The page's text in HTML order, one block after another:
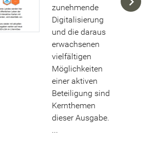
zunehmende
Digitalisierung
und die daraus
erwachsenen
vielfältigen
Möglichkeiten
einer aktiven
Beteiligung sind
Kernthemen
dieser Ausgabe.
...